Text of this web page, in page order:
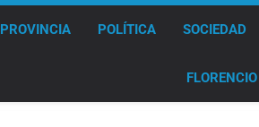
PROVINCIA POLÍTICA SOCIEDAD